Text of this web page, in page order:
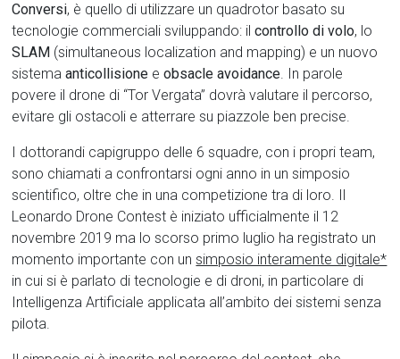
Conversi, è quello di utilizzare un quadrotor basato su
tecnologie commerciali sviluppando: ilcontrollo di volo, lo
SLAM (simultaneous localization and mapping) e un nuovo
sistemaanticollisione eobsacle avoidance. In parole
povere il drone di “Tor Vergata” dovrà valutare il percorso,
evitare gli ostacoli e atterrare su piazzole ben precise.
I dottorandi capigruppo delle 6 squadre, con i propri team,
sono chiamati a confrontarsi ogni anno in un simposio
scientifico, oltre che in una competizione tra di loro. Il
Leonardo Drone Contest è iniziato ufficialmente il 12
novembre 2019 ma lo scorso primo luglio ha registrato un
momento importante con unsimposio interamente digitale*
in cui si è parlato di tecnologie e di droni, in particolare di
Intelligenza Artificiale applicata all’ambito dei sistemi senza
pilota.